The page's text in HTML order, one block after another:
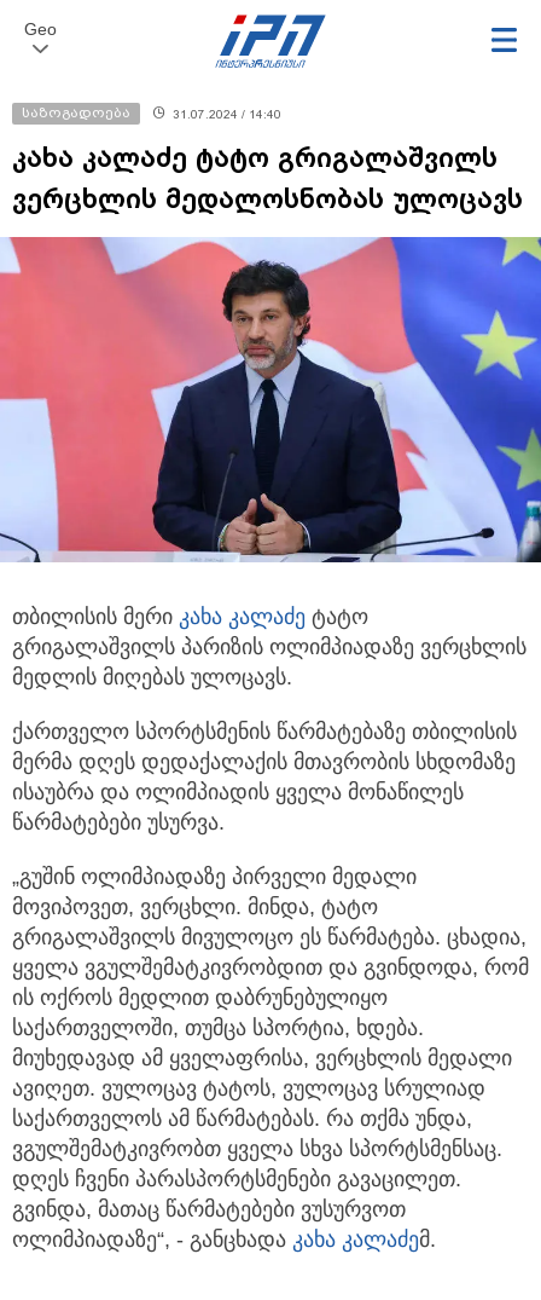
Geo
საზოგადოება 31.07.2024 / 14:40
კახა კალაძე ტატო გრიგალაშვილს
ვერცხლის მედალოსნობას ულოცავს
თბილისის მერი კახა კალაძე ტატო
გრიგალაშვილს პარიზის ოლიმპიადაზე ვერცხლის
მედლის მიღებას ულოცავს.
ქართველო სპორტსმენის წარმატებაზე თბილისის
მერმა დღეს დედაქალაქის მთავრობის სხდომაზე
ისაუბრა და ოლიმპიადის ყველა მონაწილეს
წარმატებები უსურვა.
„გუშინ ოლიმპიადაზე პირველი მედალი
მოვიპოვეთ, ვერცხლი. მინდა, ტატო
გრიგალაშვილს მივულოცო ეს წარმატება. ცხადია,
ყველა ვგულშემატკივრობდით და გვინდოდა, რომ
ის ოქროს მედლით დაბრუნებულიყო
საქართველოში, თუმცა სპორტია, ხდება.
მიუხედავად ამ ყველაფრისა, ვერცხლის მედალი
ავიღეთ. ვულოცავ ტატოს, ვულოცავ სრულიად
საქართველოს ამ წარმატებას. რა თქმა უნდა,
ვგულშემატკივრობთ ყველა სხვა სპორტსმენსაც.
დღეს ჩვენი პარასპორტსმენები გავაცილეთ.
გვინდა, მათაც წარმატებები ვუსურვოთ
ოლიმპიადაზე“, - განცხადა კახა კალაძემ.